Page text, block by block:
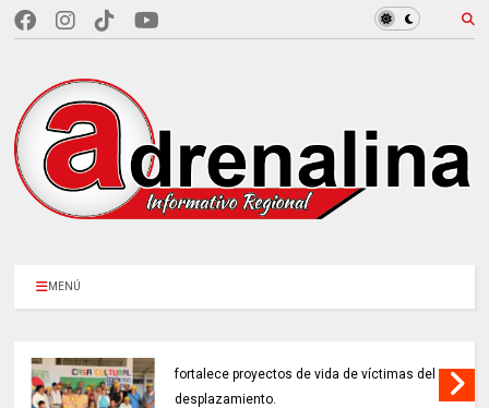
MENÚ
fortalece proyectos de vida de víctimas del
desplazamiento.